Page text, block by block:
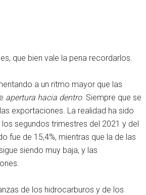
que bien vale la pena recordarlos.
a un ritmo mayor que las
apertura hacia dentro. Siempre que se
exportaciones. La realidad ha sido
segundos trimestres del 2021 y del
fue de 15,4%, mientras que la de las
siendo muy baja, y las
de los hidrocarburos y de los